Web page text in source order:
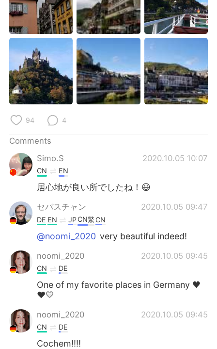
日本語 한국어
Русский ไทย
Indonesia Italiano
Türkçe Tiếng Việt
94 4
Comments
Simo.S
2020.10.05 10:07
CN EN
居心地が良い所でしたね！😃
セバスチャン 2020.10.05 09:47
DE EN JPCN繁 CN
@noomi_2020 very beautiful indeed!
noomi_2020 2020.10.05 09:45
CN DE
One of my favorite places in Germany 🖤
♥️💛
noomi_2020 2020.10.05 09:45
CN DE
Cochem!!!!